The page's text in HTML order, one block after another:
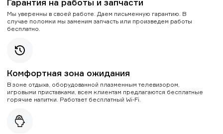
Мы уверенны в своей работе. Даем письменную гарантию. В
случае поломки мы заменим запчасть или произведем работы
бесплатно.
Комфортная зона ожидания
В зоне отдыха, оборудованной плазменным телевизором,
игровыми приставками, всем клиентам предлагаются бесплатные
горячие напитки. Работает бесплатный Wi-Fi.